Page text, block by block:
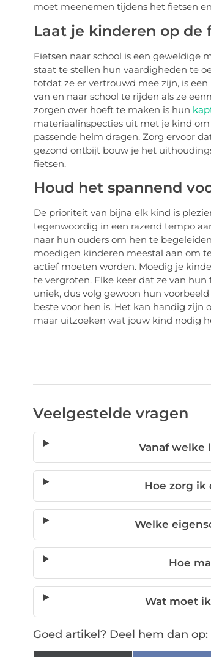
moet meenemen tijdens het fietsen
Laat je kinderen op de
Fietsen naar school is een geweldige
staat te stellen hun vaardigheden te
totdat ze er vertrouwd mee zijn, is
van en naar school te rijden als ze
zorgen over hoeft te maken is hun
materiaalinspecties uit met je kind
passende helm dragen. Zorg ervoor
gezond ontbijt bouw je het
fietsen.
Houd het spannend
De prioriteit van bijna elk kind is
tegenwoordig in een razend tempo
naar hun ouders om hen te
moedigen kinderen meestal aan om
actief moeten worden. Moedig je
te vergroten. Elke keer dat ze van
uniek, dus volg gewoon hun
beste voor hen is. Het kan handig
maar uitzoeken wat jouw kind nodig
Veelgestelde vragen
Vanaf welke
Hoe zorg ik
Welke
Hoe
Wat moet
Goed artikel? Deel hem dan op: